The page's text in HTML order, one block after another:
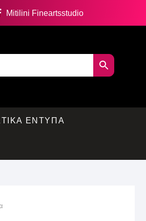
Mitilini Fineartsstudio
ΕΝΤΥΠΑ